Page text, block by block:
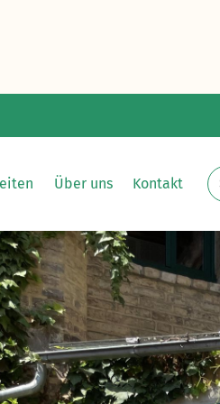
Über uns Kontakt